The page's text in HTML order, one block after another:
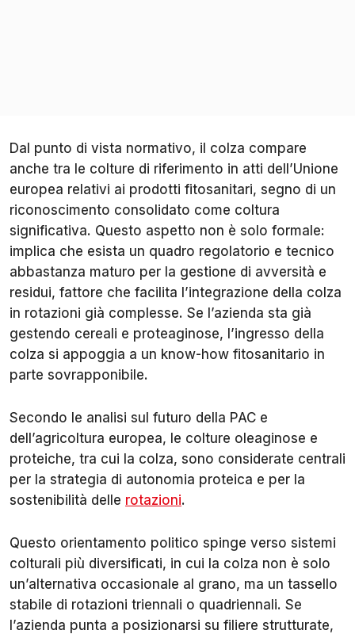
Dal punto di vista normativo, il colza compare
anche tra le colture di riferimento in atti dell’Unione
europea relativi ai prodotti fitosanitari, segno di un
riconoscimento consolidato come coltura
significativa. Questo aspetto non è solo formale:
implica che esista un quadro regolatorio e tecnico
abbastanza maturo per la gestione di avversità e
residui, fattore che facilita l’integrazione della colza
in rotazioni già complesse. Se l’azienda sta già
gestendo cereali e proteaginose, l’ingresso della
colza si appoggia a un know-how fitosanitario in
parte sovrapponibile.
Secondo le analisi sul futuro della PAC e
dell’agricoltura europea, le colture oleaginose e
proteiche, tra cui la colza, sono considerate centrali
per la strategia di autonomia proteica e per la
sostenibilità delle rotazioni.
Questo orientamento politico spinge verso sistemi
colturali più diversificati, in cui la colza non è solo
un’alternativa occasionale al grano, ma un tassello
stabile di rotazioni triennali o quadriennali. Se
l’azienda punta a posizionarsi su filiere strutturate,